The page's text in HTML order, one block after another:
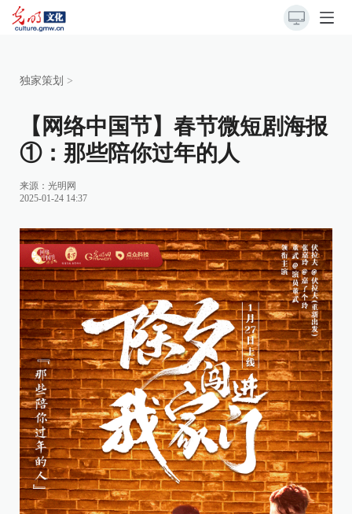
独家策划 >
【网络中国节】春节微短剧海报
①：那些陪你过年的人
来源： 光明网
2025-01-24 14:37